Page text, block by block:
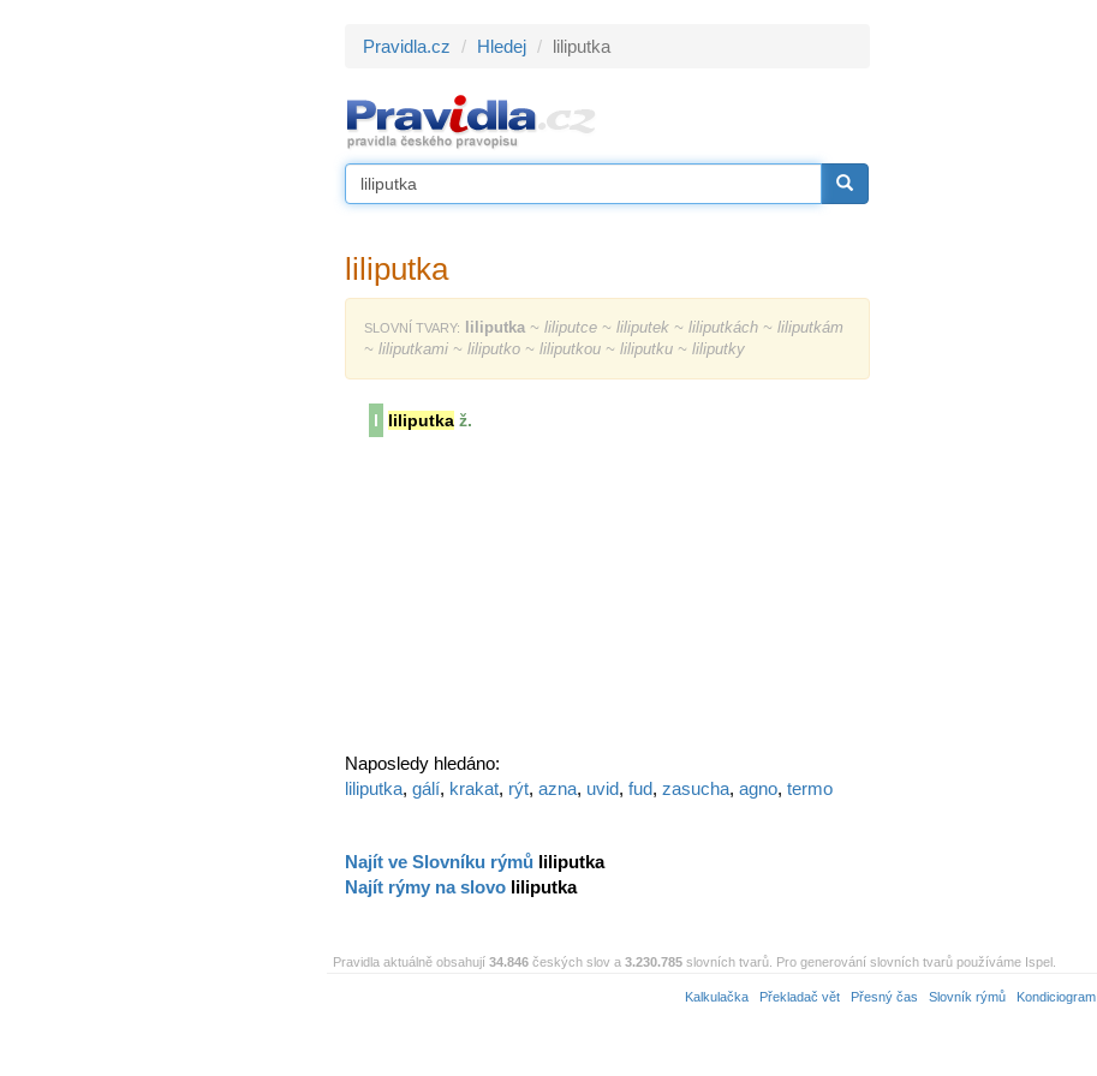
Pravidla.cz Hledej liliputka
liliputka
SLOVNÍ TVARY: liliputka ~ liliputce ~ liliputek ~ liliputkách ~ liliputkám
~ liliputkami ~ liliputko ~ liliputkou ~ liliputku ~ liliputky
l liliputka ž.
Naposledy hledáno:
liliputka, gálí, krakat, rýt, azna, uvid, fud, zasucha, agno, termo
Najít ve Slovníku rýmů liliputka
Najít rýmy na slovo liliputka
Pravidla aktuálně obsahují 34.846 českých slov a 3.230.785 slovních tvarů. Pro generování slovních tvarů používáme Ispel.
Kalkulačka Překladač vět Přesný čas Slovník rýmů Kondiciogram